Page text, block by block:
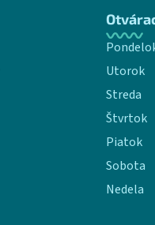
Utorok
Streda
Štvrtok
Piatok
Sobota
Nedela